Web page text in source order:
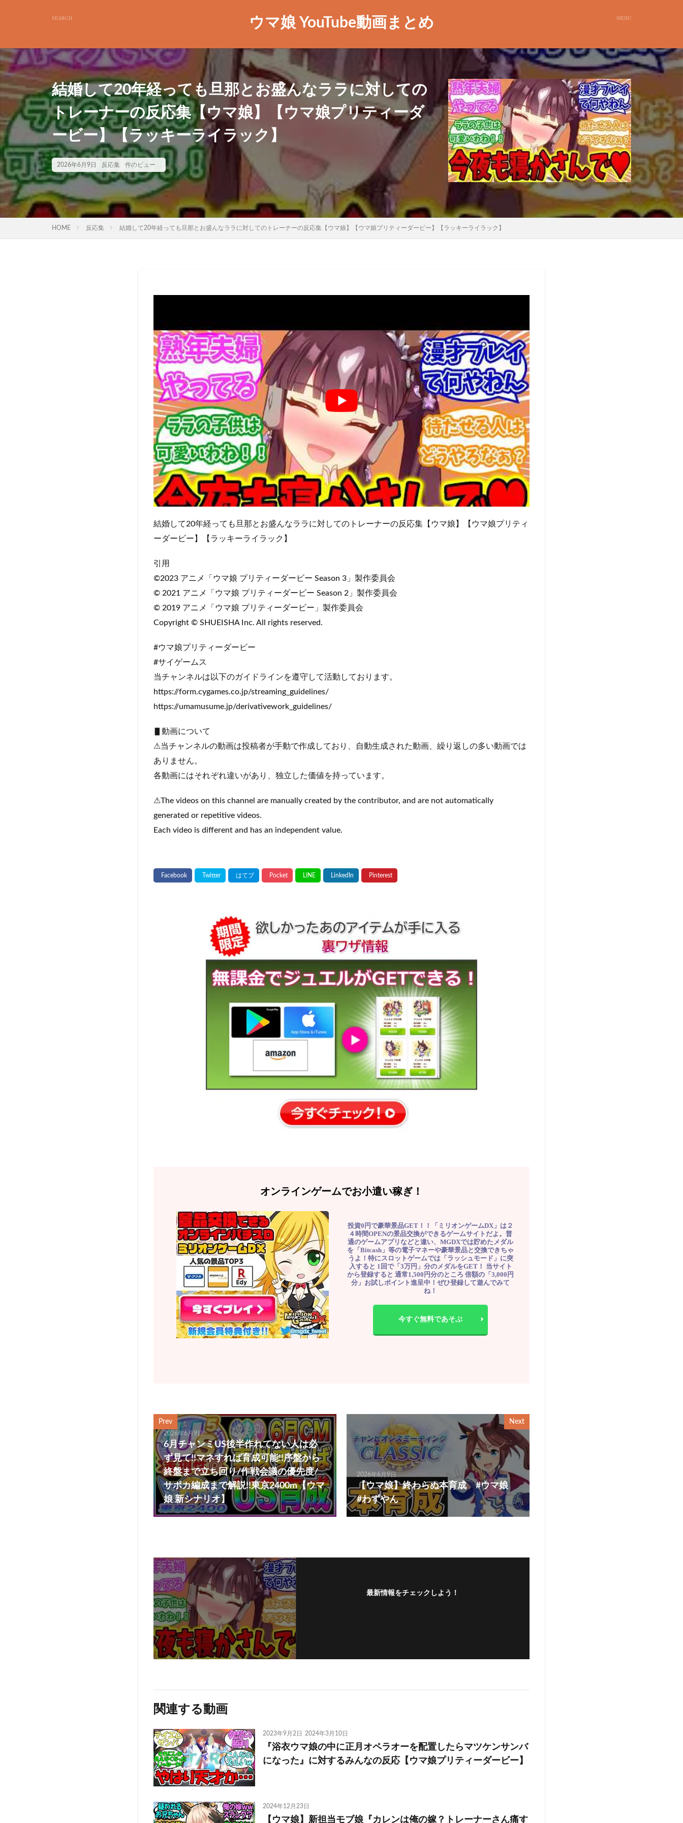
ウマ娘 YouTube動画まとめ
結婚して20年経っても旦那とお盛んなララに対しての
トレーナーの反応集【ウマ娘】【ウマ娘プリティーダ
ービー】【ラッキーライラック】
2026年6月9日 反応集 件のビュー
HOME 反応集 結婚して20年経っても旦那とお盛んなララに対してのトレーナーの反応集【ウマ娘】【ウマ娘プリティーダービー】【ラッキーライラック】
結婚して20年経っても旦那とお盛んなララに対してのトレーナーの反応集【ウマ娘】【ウマ娘プリティ
ーダービー】【ラッキーライラック】
引用
©2023 アニメ「ウマ娘 プリティーダービー Season 3」製作委員会
© 2021 アニメ「ウマ娘 プリティーダービー Season 2」製作委員会
© 2019 アニメ「ウマ娘 プリティーダービー」製作委員会
Copyright © SHUEISHA Inc. All rights reserved.
#ウマ娘プリティーダービー
#サイゲームス
当チャンネルは以下のガイドラインを遵守して活動しております。
https://form.cygames.co.jp/streaming_guidelines/
https://umamusume.jp/derivativework_guidelines/
▋動画について
⚠当チャンネルの動画は投稿者が手動で作成しており、自動生成された動画、繰り返しの多い動画では
ありません。
各動画にはそれぞれ違いがあり、独立した価値を持っています。
⚠The videos on this channel are manually created by the contributor, and are not automatically
generated or repetitive videos.
Each video is different and has an independent value.
オンラインゲームでお小遣い稼ぎ！
投資0円で豪華景品GET！！「ミリオンゲームDX」は２
４時間OPENの景品交換ができるゲームサイトだよ。普
通のゲームアプリなどと違い、MGDXでは貯めたメダル
を「Bitcash」等の電子マネーや豪華景品と交換できちゃ
うよ！特にスロットゲームでは「ラッシュモード」に突
入すると 1回で「3万円」分のメダルをGET！ 当サイト
から登録すると 通常1,500円分のところ 倍額の「3,000円
分」お試しポイント進呈中！ぜひ登録して遊んでみて
ね！
今すぐ無料であそぶ
Prev
2026年6月9日
6月チャンミUS後半作れてない人は必
ず見て!!マネすれば育成可能!!序盤から
終盤まで立ち回り/作戦会議の優先度/
サポカ編成まで解説!!東京2400m【ウマ
娘 新シナリオ】
Next
2026年6月9日
【ウマ娘】終わらぬ本育成 #ウマ娘
#わずやん
最新情報をチェックしよう！
関連する動画
2023年9月2日 2024年3月10日
『浴衣ウマ娘の中に正月オペラオーを配置したらマツケンサンバ
になった』に対するみんなの反応【ウマ娘プリティーダービー】
2024年12月23日
【ウマ娘】新担当モブ娘『カレンは俺の嫁？トレーナーさん痛す